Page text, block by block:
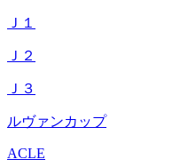
Ｊ１
Ｊ２
Ｊ３
ルヴァンカップ
ACLE